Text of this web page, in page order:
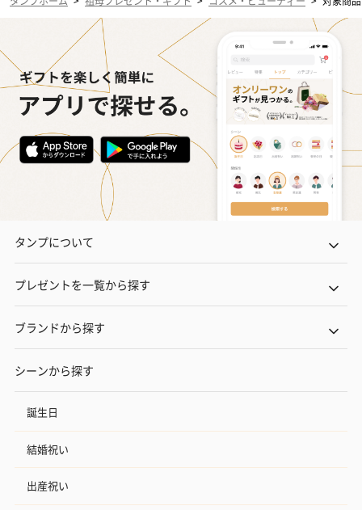
タンプについて
プレゼントを一覧から探す
ブランドから探す
シーンから探す
誕生日
結婚祝い
出産祝い